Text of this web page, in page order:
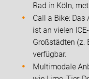
Rad in Köln,
Call a Bike: Das
ist an vielen
Großstädten (z.
verfügbar.
Multimodale